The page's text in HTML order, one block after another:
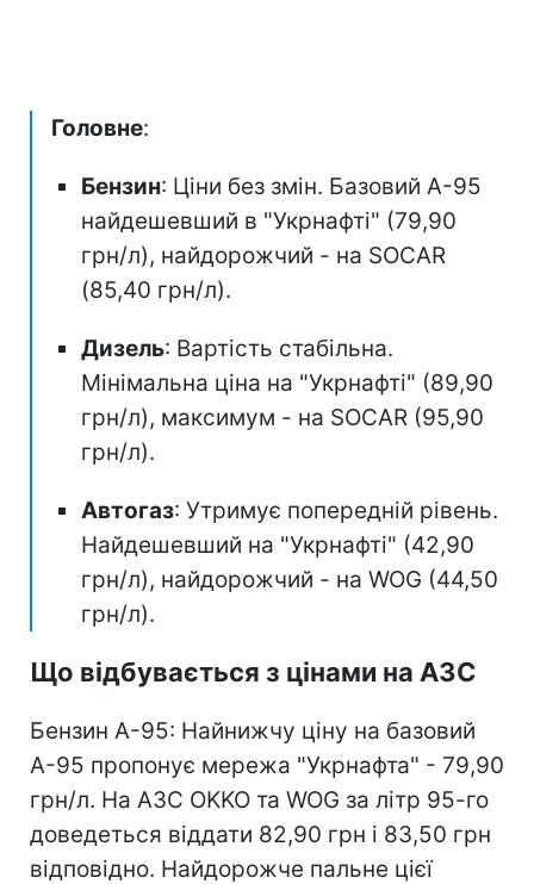
Головне:
Бензин: Ціни без змін. Базовий А-95
найдешевший в "Укрнафті" (79,90
грн/л), найдорожчий - на SOCAR
(85,40 грн/л).
Дизель: Вартість стабільна.
Мінімальна ціна на "Укрнафті" (89,90
грн/л), максимум - на SOCAR (95,90
грн/л).
Автогаз: Утримує попередній рівень.
Найдешевший на "Укрнафті" (42,90
грн/л), найдорожчий - на WOG (44,50
грн/л).
Що відбувається з цінами на АЗС
Бензин А-95: Найнижчу ціну на базовий
А-95 пропонує мережа "Укрнафта" - 79,90
грн/л. На АЗС OKKO та WOG за літр 95-го
доведеться віддати 82,90 грн і 83,50 грн
відповідно. Найдорожче пальне цієї